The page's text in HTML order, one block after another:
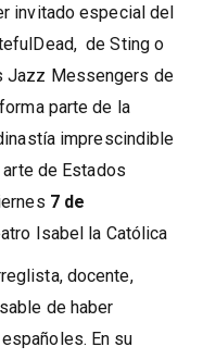
invitado especial del
de Sting o
Jazz Messengers de
parte de la
imprescindible
de Estados
7 de
Isabel la Católica
docente,
de haber
En su